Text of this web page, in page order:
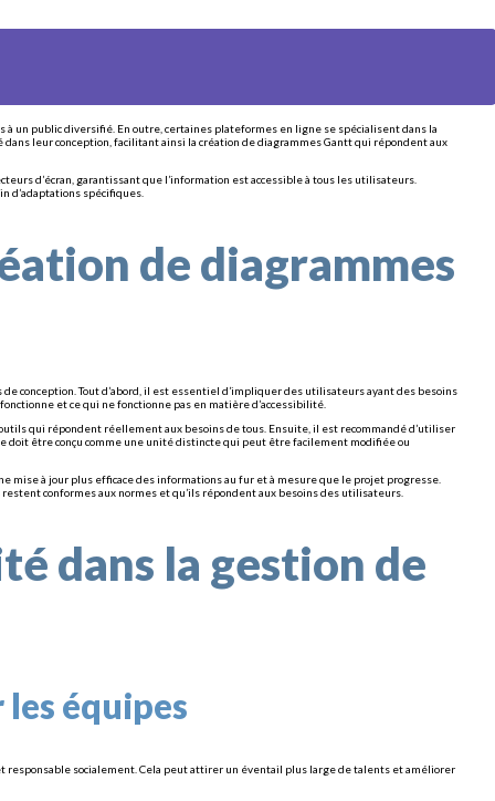
un public diversifié. En outre, certaines plateformes en ligne se spécialisent dans la
leur conception, facilitant ainsi la création de diagrammes Gantt qui répondent aux
d’écran, garantissant que l’information est accessible à tous les utilisateurs.
d’adaptations spécifiques.
de diagrammes
conception. Tout d’abord, il est essentiel d’impliquer des utilisateurs ayant des besoins
et ce qui ne fonctionne pas en matière d’accessibilité.
qui répondent réellement aux besoins de tous. Ensuite, il est recommandé d’utiliser
doit être conçu comme une unité distincte qui peut être facilement modifiée ou
à jour plus efficace des informations au fur et à mesure que le projet progresse.
conformes aux normes et qu’ils répondent aux besoins des utilisateurs.
dans la gestion de
les équipes
responsable socialement. Cela peut attirer un éventail plus large de talents et améliorer